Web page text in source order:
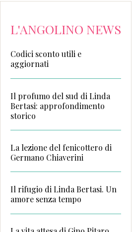
L'ANGOLINO NEWS
Codici sconto utili e
aggiornati
Il profumo del sud di Linda
Bertasi: approfondimento
storico
La lezione del fenicottero di
Germano Chiaverini
Il rifugio di Linda Bertasi. Un
amore senza tempo